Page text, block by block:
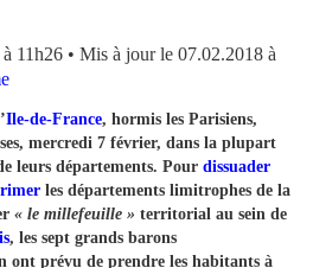
11h26 • Mis à jour le 07.02.2018 à
Ile-de-France, hormis les Parisiens,
mercredi 7 février, dans la plupart
leurs départements. Pour dissuader
les départements limitrophes de la
« le millefeuille » territorial au sein de
, les sept grands barons
ont prévu de prendre les habitants à